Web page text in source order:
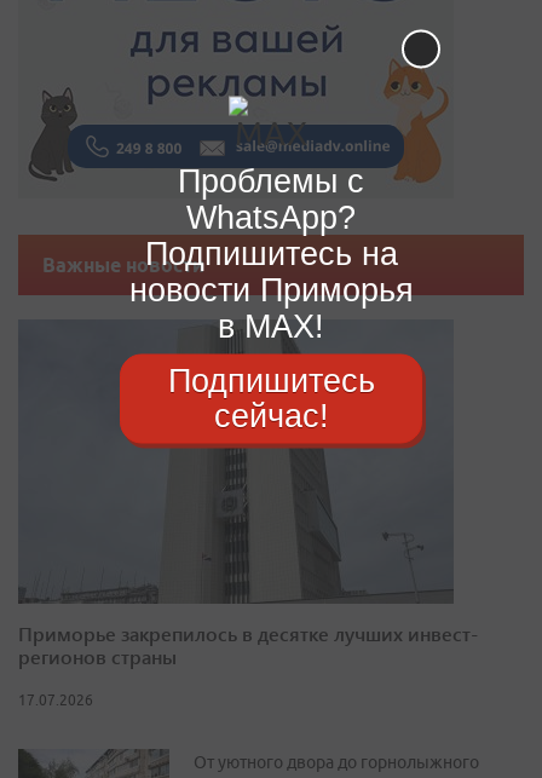
Важные новости
Приморье закрепилось в десятке лучших инвест-
регионов страны
17.07.2026
От уютного двора до горнолыжного
Проблемы с
WhatsApp?
Подпишитесь на
новости Приморья
в MAX!
Подпишитесь
сейчас!